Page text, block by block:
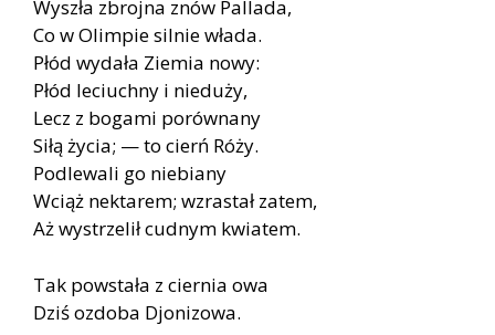
Wyszła zbrojna znów Pallada,
Co w Olimpie silnie włada.
Płód wydała Ziemia nowy:
Płód leciuchny i nieduży,
Lecz z bogami porównany
Siłą życia; — to cierń Róży.
Podlewali go niebiany
Wciąż nektarem; wzrastał zatem,
Aż wystrzelił cudnym kwiatem.
Tak powstała z ciernia owa
Dziś ozdoba Djonizowa.